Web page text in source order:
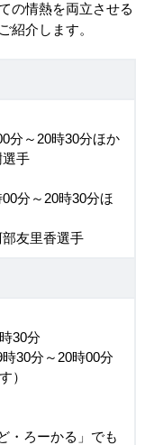
の情熱を両立させる
紹介します。
分～20時30分ほか
選手
分～20時30分ほ
友里香選手
30分
30分～20時00分
）
・ろーかる」でも